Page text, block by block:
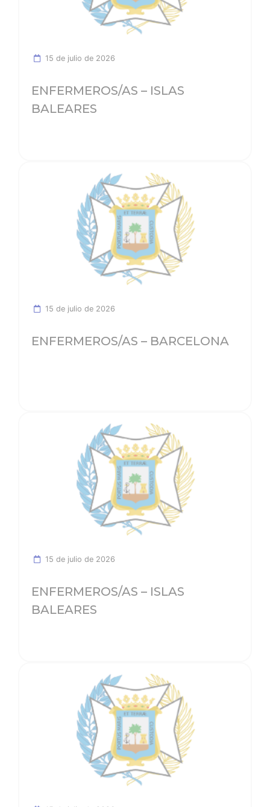
15 de julio de 2026
ENFERMEROS/AS – ISLAS
BALEARES
15 de julio de 2026
ENFERMEROS/AS – BARCELONA
15 de julio de 2026
ENFERMEROS/AS – ISLAS
BALEARES